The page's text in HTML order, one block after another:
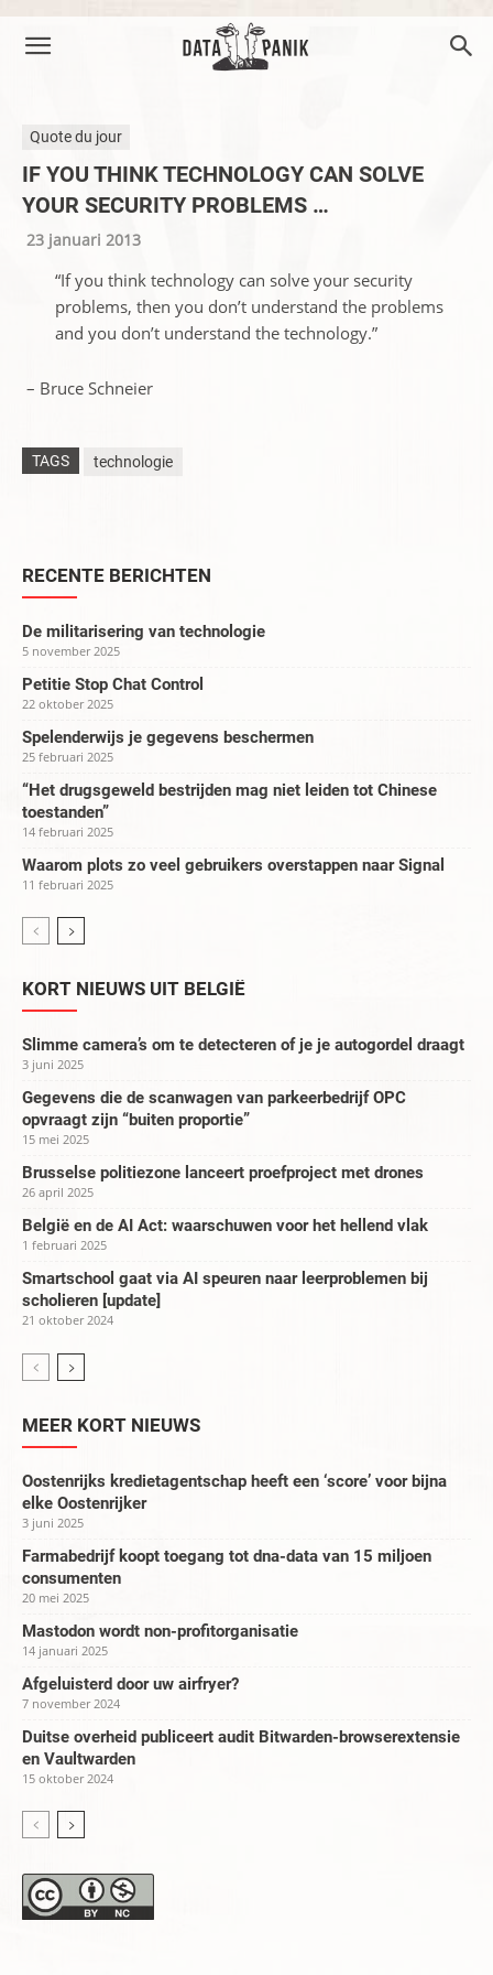
Quote du jour
IF YOU THINK TECHNOLOGY CAN SOLVE
YOUR SECURITY PROBLEMS …
23 januari 2013
“If you think technology can solve your security
problems, then you don’t understand the problems
and you don’t understand the technology.”
– Bruce Schneier
TAGS technologie
RECENTE BERICHTEN
De militarisering van technologie
5 november 2025
Petitie Stop Chat Control
22 oktober 2025
Spelenderwijs je gegevens beschermen
25 februari 2025
“Het drugsgeweld bestrijden mag niet leiden tot Chinese
toestanden”
14 februari 2025
Waarom plots zo veel gebruikers overstappen naar Signal
11 februari 2025
KORT NIEUWS UIT BELGIË
Slimme camera’s om te detecteren of je je autogordel draagt
3 juni 2025
Gegevens die de scanwagen van parkeerbedrijf OPC
opvraagt zijn “buiten proportie”
15 mei 2025
Brusselse politiezone lanceert proefproject met drones
26 april 2025
België en de AI Act: waarschuwen voor het hellend vlak
1 februari 2025
Smartschool gaat via AI speuren naar leerproblemen bij
scholieren [update]
21 oktober 2024
MEER KORT NIEUWS
Oostenrijks kredietagentschap heeft een ‘score’ voor bijna
elke Oostenrijker
3 juni 2025
Farmabedrijf koopt toegang tot dna-data van 15 miljoen
consumenten
20 mei 2025
Mastodon wordt non-profitorganisatie
14 januari 2025
Afgeluisterd door uw airfryer?
7 november 2024
Duitse overheid publiceert audit Bitwarden-browserextensie
en Vaultwarden
15 oktober 2024